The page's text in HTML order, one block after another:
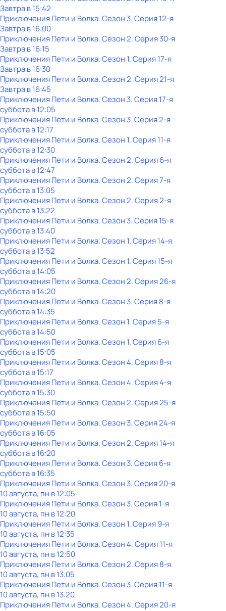
Завтра в 15:42
Приключения Пети и Волка. Сезон 3. Серия 12-я
Завтра в 16:00
Приключения Пети и Волка. Сезон 2. Серия 30-я
Завтра в 16:15
Приключения Пети и Волка. Сезон 1. Серия 17-я
Завтра в 16:30
Приключения Пети и Волка. Сезон 2. Серия 21-я
Завтра в 16:45
Приключения Пети и Волка. Сезон 3. Серия 17-я
субботав12:05
Приключения Пети и Волка. Сезон 3. Серия 2-я
субботав12:17
Приключения Пети и Волка. Сезон 1. Серия 11-я
субботав12:30
Приключения Пети и Волка. Сезон 2. Серия 6-я
субботав12:47
Приключения Пети и Волка. Сезон 2. Серия 7-я
субботав13:05
Приключения Пети и Волка. Сезон 2. Серия 2-я
субботав13:22
Приключения Пети и Волка. Сезон 3. Серия 15-я
субботав13:40
Приключения Пети и Волка. Сезон 1. Серия 14-я
субботав13:52
Приключения Пети и Волка. Сезон 1. Серия 15-я
субботав14:05
Приключения Пети и Волка. Сезон 2. Серия 26-я
субботав14:20
Приключения Пети и Волка. Сезон 3. Серия 8-я
субботав14:35
Приключения Пети и Волка. Сезон 1. Серия 5-я
субботав14:50
Приключения Пети и Волка. Сезон 1. Серия 6-я
субботав15:05
Приключения Пети и Волка. Сезон 4. Серия 8-я
субботав15:17
Приключения Пети и Волка. Сезон 4. Серия 4-я
субботав15:30
Приключения Пети и Волка. Сезон 2. Серия 25-я
субботав15:50
Приключения Пети и Волка. Сезон 3. Серия 24-я
субботав16:05
Приключения Пети и Волка. Сезон 2. Серия 14-я
субботав16:20
Приключения Пети и Волка. Сезон 3. Серия 6-я
субботав16:35
Приключения Пети и Волка. Сезон 3. Серия 20-я
10 августа, пн в 12:05
Приключения Пети и Волка. Сезон 3. Серия 1-я
10 августа, пн в 12:20
Приключения Пети и Волка. Сезон 1. Серия 9-я
10 августа, пн в 12:35
Приключения Пети и Волка. Сезон 4. Серия 11-я
10 августа, пн в 12:50
Приключения Пети и Волка. Сезон 2. Серия 8-я
10 августа, пн в 13:05
Приключения Пети и Волка. Сезон 3. Серия 11-я
10 августа, пн в 13:20
Приключения Пети и Волка. Сезон 4. Серия 20-я